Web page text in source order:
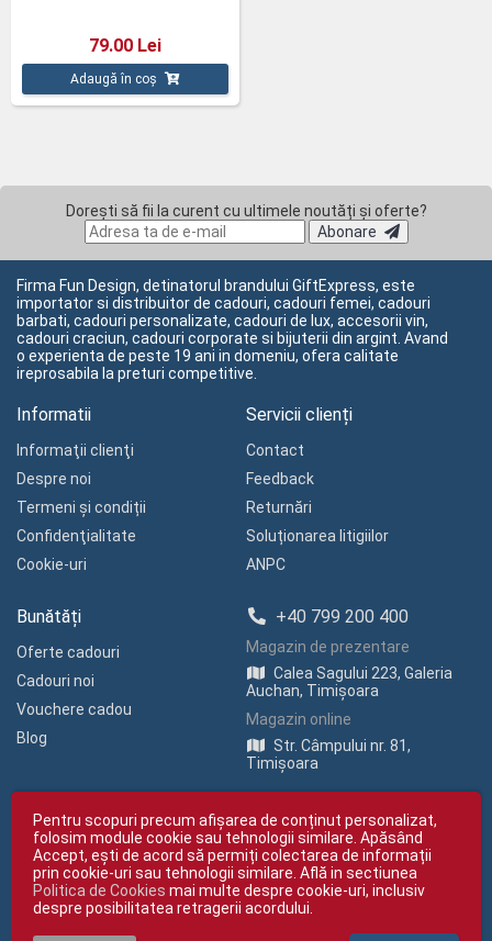
79.00 Lei
Adaugă în coș
Dorești să fii la curent cu ultimele noutăți și oferte?
Abonare
Firma Fun Design, detinatorul brandului GiftExpress, este
importator si distribuitor de cadouri, cadouri femei, cadouri
barbati, cadouri personalizate, cadouri de lux, accesorii vin,
cadouri craciun, cadouri corporate si bijuterii din argint. Avand
o experienta de peste 19 ani in domeniu, ofera calitate
ireprosabila la preturi competitive.
Informatii
Informaţii clienţi
Despre noi
Termeni și condiții
Confidenţialitate
Cookie-uri
Servicii clienți
Contact
Feedback
Returnări
Soluționarea litigiilor
ANPC
Bunătăți
Oferte cadouri
Cadouri noi
Vouchere cadou
Blog
+40 799 200 400
Magazin de prezentare
Calea Sagului 223, Galeria
Auchan, Timișoara
Magazin online
Str. Câmpului nr. 81,
Timișoara
Copyright © giftexpress.ro | Toate drepturile rezervate
giftexpress.ro aparține de Fun Design SRL (CUI RO 15651694, Nr. Reg. Com.
Pentru scopuri precum afișarea de conținut personalizat,
folosim module cookie sau tehnologii similare. Apăsând
Accept, ești de acord să permiți colectarea de informații
prin cookie-uri sau tehnologii similare. Află in sectiunea
Politica de Cookies mai multe despre cookie-uri, inclusiv
despre posibilitatea retragerii acordului.